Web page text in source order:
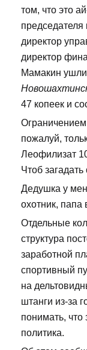
том, что это
директор
директор
Мамакин ушли
47 копеек и
Ограничением
пожалуй,
Леофилизат
Чтоб
Дедушка у
охотник,
Отдельные
структура
заработной
спортивный
на
штанги из-за
понимать, что
политика.